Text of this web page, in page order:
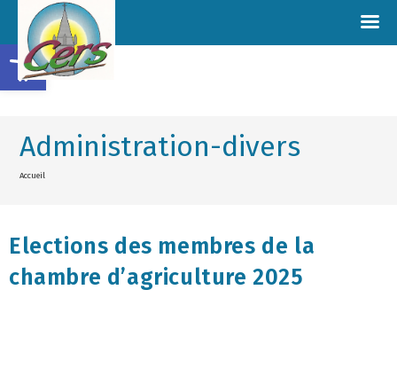
Administration-divers
Accueil
Elections des membres de la
chambre d’agriculture 2025
Ouvrir la barre d’outils